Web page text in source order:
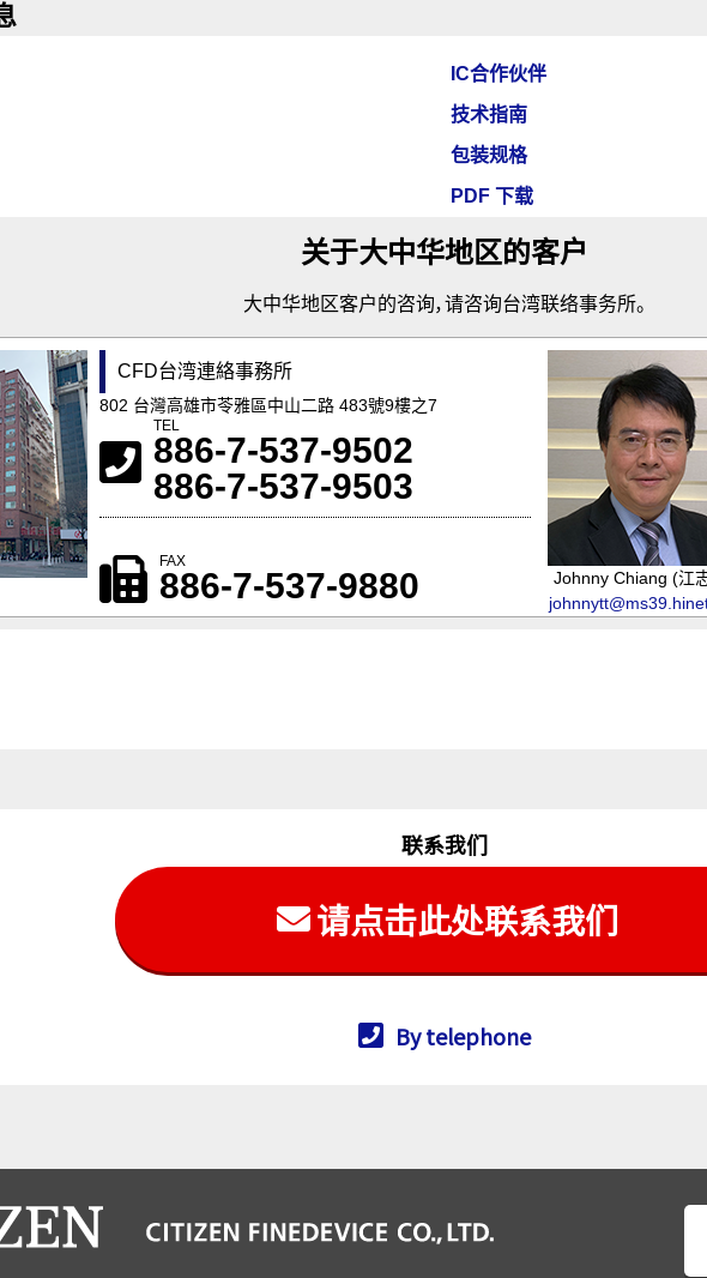
IC合作伙伴
技术指南
包装规格
PDF 下载
关于大中华地区的客户
大中华地区客户的咨询，请咨询台湾联络事务所。
CFD台湾連絡事務所
802 台灣高雄市苓雅區中山二路 483號9樓之7
TEL
886-7-537-9502
886-7-537-9503
FAX
886-7-537-9880
Johnny Chiang (江
联系我们
请点击此处联系我们
By telephone